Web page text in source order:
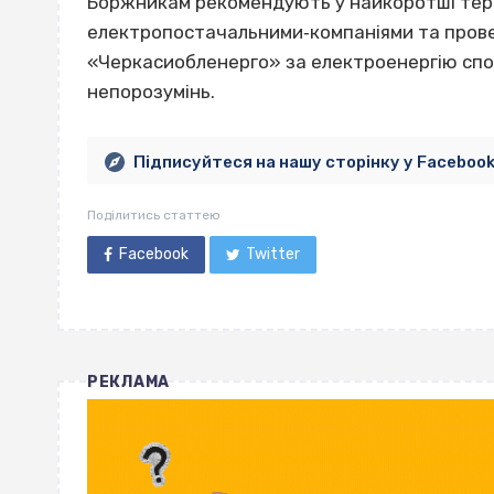
електропостачальними‐компаніями та
«Черкасиобленерго» за електроенергію
непорозумінь.
Підписуйтеся на нашу сторінку у Facebook
Поділитись статтею
Facebook Twitter
РЕКЛАМА